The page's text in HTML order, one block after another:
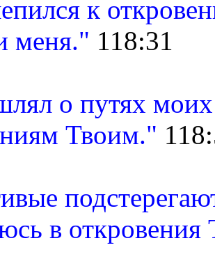
к
меня." 118:31
о путях
Твоим."
в откровения